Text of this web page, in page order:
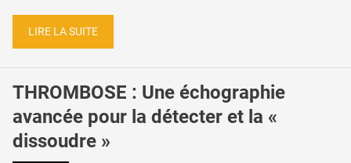
LIRE LA SUITE
THROMBOSE : Une échographie
avancée pour la détecter et la «
dissoudre »